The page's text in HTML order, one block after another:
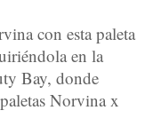
con esta paleta
en la
Bay, donde
Norvina x